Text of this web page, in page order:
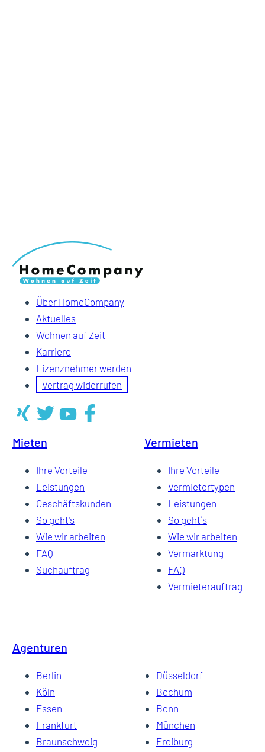
Über HomeCompany
Aktuelles
Wohnen auf Zeit
Karriere
Lizenznehmer werden
Vertrag widerrufen
Mieten
Ihre Vorteile
Leistungen
Geschäftskunden
So geht's
Wie wir arbeiten
FAQ
Suchauftrag
Vermieten
Ihre Vorteile
Vermietertypen
Leistungen
So geht`s
Wie wir arbeiten
Vermarktung
FAQ
Vermieterauftrag
Agenturen
Berlin
Düsseldorf
Köln
Bochum
Essen
Bonn
Frankfurt
München
Braunschweig
Freiburg